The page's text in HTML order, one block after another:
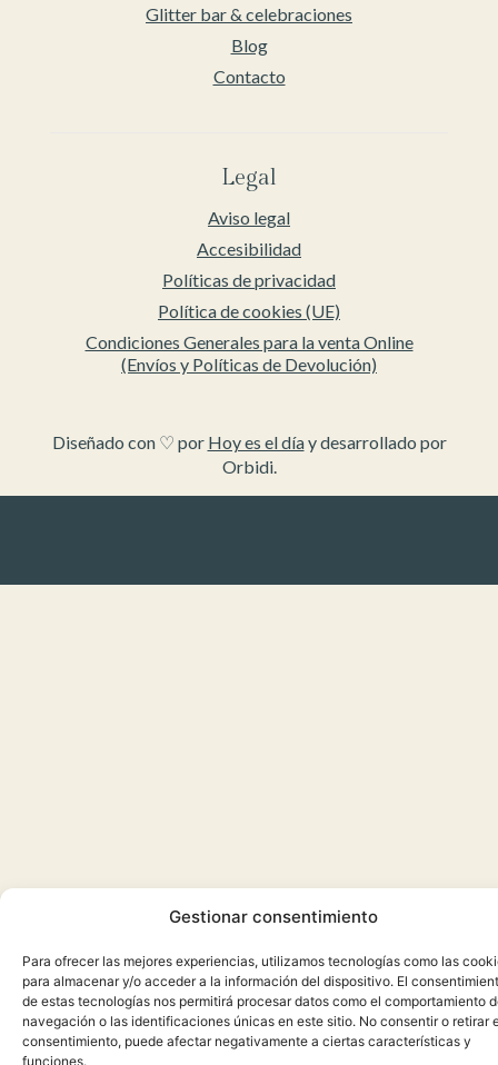
Gestionar consentimiento
Para ofrecer las mejores experiencias, utilizamos tecnologías como las
para almacenar y/o acceder a la información del dispositivo. El
de estas tecnologías nos permitirá procesar datos como el comportamiento
navegación o las identificaciones únicas en este sitio. No consentir o retirar
consentimiento, puede afectar negativamente a ciertas características y
funciones.
Glitter bar & celebraciones
Blog
Contacto
Legal
Aviso legal
Accesibilidad
Políticas de privacidad
Política de cookies (UE)
Condiciones Generales para la venta Online
(Envíos y Políticas de Devolución)
Diseñado con ♡ por Hoy es el díay desarrollado por
Orbidi.